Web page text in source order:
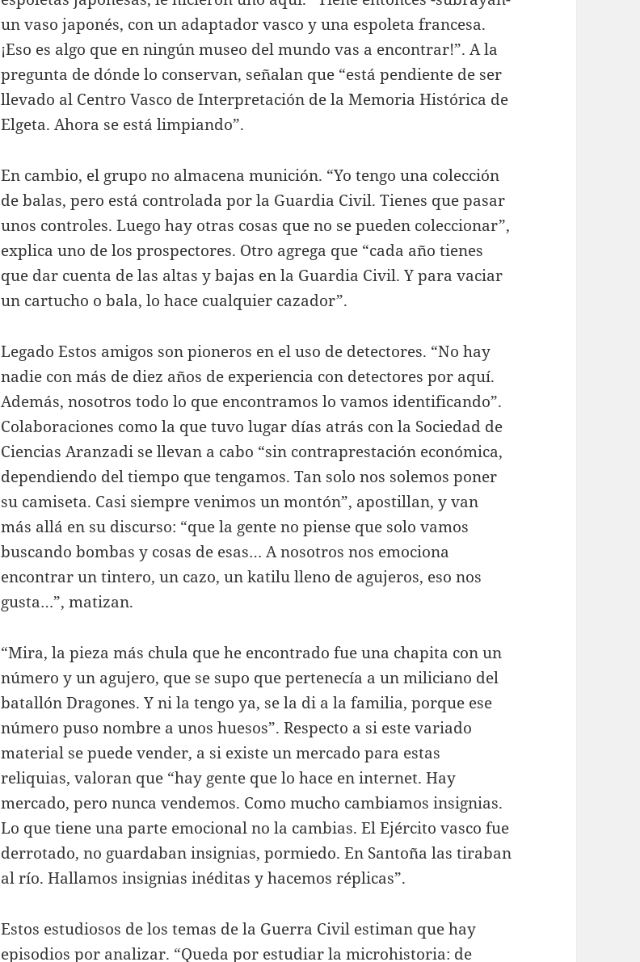
un vaso japonés, con un adaptador vasco y una espoleta francesa.
¡Eso es algo que en ningún museo del mundo vas a encontrar!”. A la
pregunta de dónde lo conservan, señalan que “está pendiente de ser
llevado al Centro Vasco de Interpretación de la Memoria Histórica de
Elgeta. Ahora se está limpiando”.
En cambio, el grupo no almacena munición. “Yo tengo una colección
de balas, pero está controlada por la Guardia Civil. Tienes que pasar
unos controles. Luego hay otras cosas que no se pueden coleccionar”,
explica uno de los prospectores. Otro agrega que “cada año tienes
que dar cuenta de las altas y bajas en la Guardia Civil. Y para vaciar
un cartucho o bala, lo hace cualquier cazador”.
Legado Estos amigos son pioneros en el uso de detectores. “No hay
nadie con más de diez años de experiencia con detectores por aquí.
Además, nosotros todo lo que encontramos lo vamos identificando”.
Colaboraciones como la que tuvo lugar días atrás con la Sociedad de
Ciencias Aranzadi se llevan a cabo “sin contraprestación económica,
dependiendo del tiempo que tengamos. Tan solo nos solemos poner
su camiseta. Casi siempre venimos un montón”, apostillan, y van
más allá en su discurso: “que la gente no piense que solo vamos
buscando bombas y cosas de esas… A nosotros nos emociona
encontrar un tintero, un cazo, un katilu lleno de agujeros, eso nos
gusta…”, matizan.
“Mira, la pieza más chula que he encontrado fue una chapita con un
número y un agujero, que se supo que pertenecía a un miliciano del
batallón Dragones. Y ni la tengo ya, se la di a la familia, porque ese
número puso nombre a unos huesos”. Respecto a si este variado
material se puede vender, a si existe un mercado para estas
reliquias, valoran que “hay gente que lo hace en internet. Hay
mercado, pero nunca vendemos. Como mucho cambiamos insignias.
Lo que tiene una parte emocional no la cambias. El Ejército vasco fue
derrotado, no guardaban insignias, pormiedo. En Santoña las tiraban
al río. Hallamos insignias inéditas y hacemos réplicas”.
Estos estudiosos de los temas de la Guerra Civil estiman que hay
episodios por analizar. “Queda por estudiar la microhistoria: de